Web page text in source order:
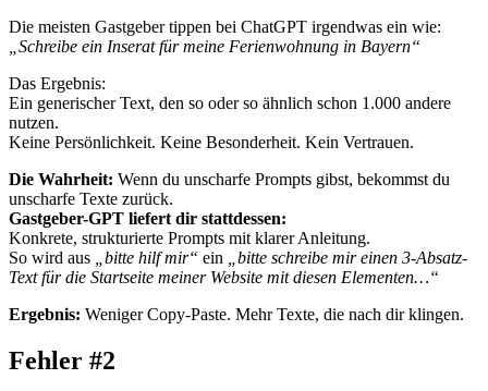
Die meisten Gastgeber tippen bei ChatGPT irgendwas ein wie:
„Schreibe ein Inserat für meine Ferienwohnung in Bayern“
Das Ergebnis:
Ein generischer Text, den so oder so ähnlich schon 1.000 andere
nutzen.
Keine Persönlichkeit. Keine Besonderheit. Kein Vertrauen.
Die Wahrheit: Wenn du unscharfe Prompts gibst, bekommst du
unscharfe Texte zurück.
Gastgeber-GPT liefert dir stattdessen:
Konkrete, strukturierte Prompts mit klarer Anleitung.
So wird aus
„bitte hilf mir“ ein
„bitte schreibe mir einen 3-Absatz-
Text für die Startseite meiner Website mit diesen Elementen…“
Ergebnis: Weniger Copy-Paste. Mehr Texte, die nach dir klingen.
Fehler #2